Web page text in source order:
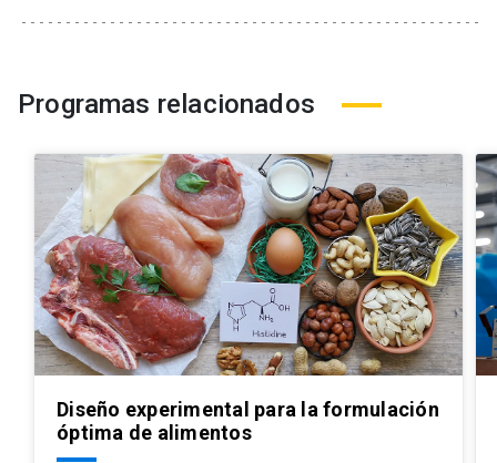
Programas relacionados
Diseño experimental para la formulación
óptima de alimentos